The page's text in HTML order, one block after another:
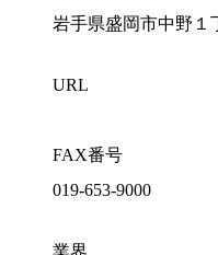
岩手県盛岡市中野１
URL
FAX番号
019-653-9000